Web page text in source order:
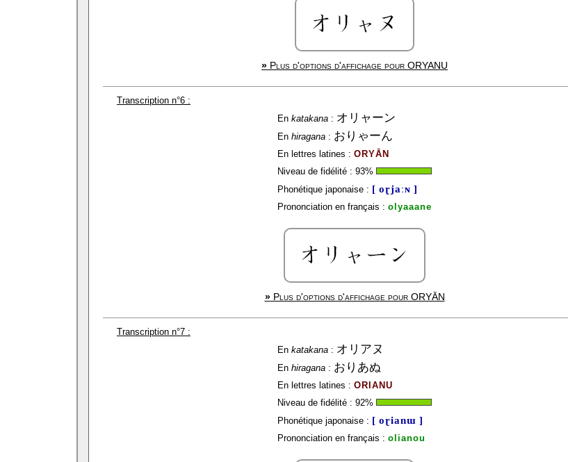
» Plus d'options d'affichage pour ORYANU
Transcription n°6 :
En katakana : オリャーン
En hiragana : おりゃーん
En lettres latines : ORYĀN
Niveau de fidélité : 93%
Phonétique japonaise : [ oɽjaːɴ ]
Prononciation en français : olyaaane
»Plus d'options d'affichage pourORYĀN
Transcription n°7 :
En katakana : オリアヌ
En hiragana : おりあぬ
En lettres latines : ORIANU
Niveau de fidélité : 92%
Phonétique japonaise : [ oɽianɯ ]
Prononciation en français : olianou